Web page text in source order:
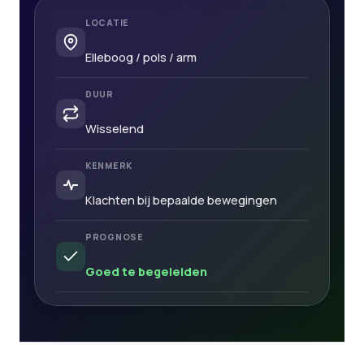
LOCATIE
Elleboog / pols / arm
DUUR
Wisselend
KENMERK
Klachten bij bepaalde bewegingen
PROGNOSE
Goed te begeleiden